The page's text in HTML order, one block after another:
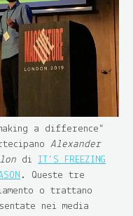
a difference”
Alexander
di IT’S FREEZING
. Queste tre
o trattano
nei media